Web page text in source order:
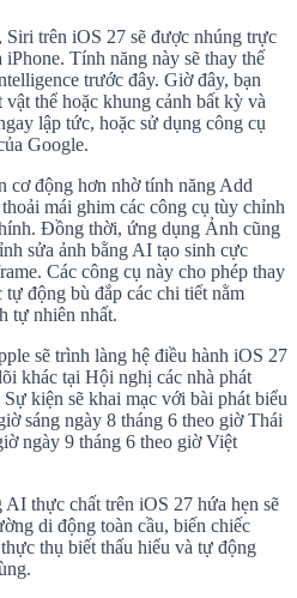
trên iOS 27 sẽ được nhúng trực
Tính năng này sẽ thay thế
trước đây. Giờ đây, bạn
thể hoặc khung cảnh bất kỳ và
lập tức, hoặc sử dụng công cụ
Google.
cơ động hơn nhờ tính năng Add
mái ghim các công cụ tùy chỉnh
Đồng thời, ứng dụng Ảnh cũng
sửa ảnh bằng AI tạo sinh cực
Các công cụ này cho phép thay
động bù đắp các chi tiết nằm
tự nhiên nhất.
sẽ trình làng hệ điều hành iOS 27
khác tại Hội nghị các nhà phát
kiện sẽ khai mạc với bài phát biểu
sáng ngày 8 tháng 6 theo giờ Thái
ngày 9 tháng 6 theo giờ Việt
AI thực chất trên iOS 27 hứa hẹn sẽ
di động toàn cầu, biến chiếc
thụ biết thấu hiểu và tự động